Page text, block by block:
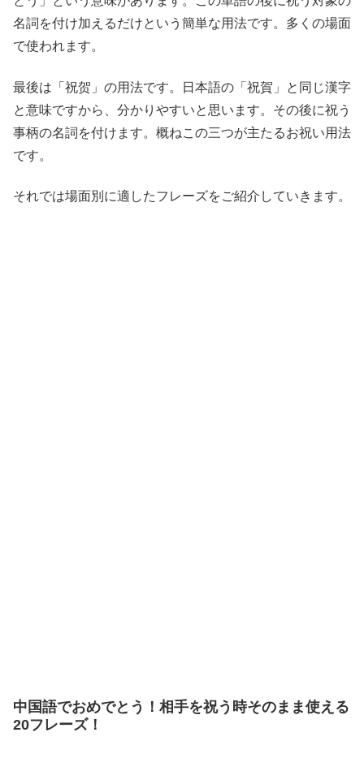
名詞を付け加えるだけという簡単な用法です。多くの場面
で使われます。
最後は「祝贺」の用法です。日本語の「祝賀」と同じ漢字
と意味ですから、分かりやすいと思います。その後に祝う
事柄の名詞を付けます。概ねこの三つが主たるお祝い用法
です。
それでは場面別に適したフレーズをご紹介していきます。
中国語でおめでとう！相手を祝う時そのまま使える
20フレーズ！